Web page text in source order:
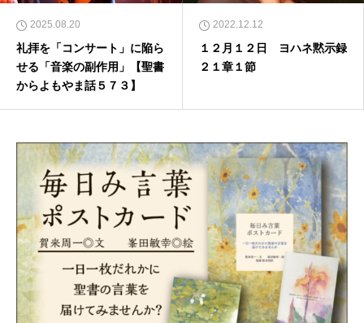
2025.08.20
礼拝を「コンサート」に陥ら
せる「音楽の副作用」【聖書
からよもやま話５７３】
2022.12.12
１２月１２日 ヨハネ黙示録
２１章１節